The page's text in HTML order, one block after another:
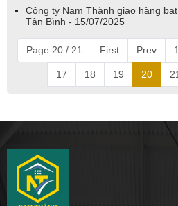
Công ty Nam Thành giao hàng
Tân Bình - 15/07/2025
Page 20 / 21 First Prev 1
17 18 19 20 21